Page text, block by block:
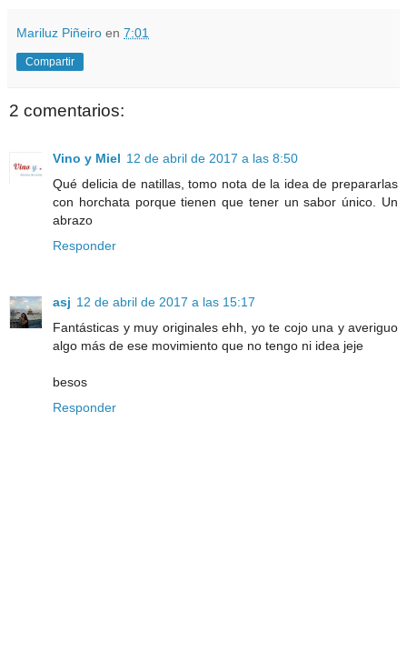
Mariluz Piñeiro en 7:01
Compartir
2 comentarios:
Vino y Miel 12 de abril de 2017 a las 8:50
Qué delicia de natillas, tomo nota de la idea de prepararlas
con horchata porque tienen que tener un sabor único. Un
abrazo
Responder
asj 12 de abril de 2017 a las 15:17
Fantásticas y muy originales ehh, yo te cojo una y averiguo
algo más de ese movimiento que no tengo ni idea jeje
besos
Responder